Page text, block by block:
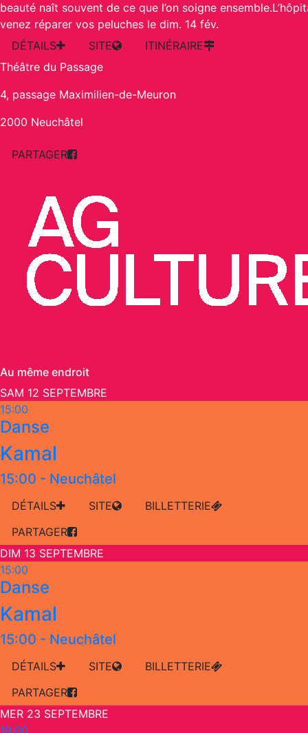
beauté naît souvent de ce que l’on soigne
venez réparer vos peluches le dim. 14 fév.
DÉTAILS
SITE
ITINÉRAIRE
Théâtre du Passage
4, passage Maximilien-de-Meuron
2000 Neuchâtel
PARTAGER
Au même endroit
SAM 12 SEPTEMBRE
15:00
Danse
Kamal
15:00 - Neuchâtel
DÉTAILS SITE
BILLETTERIE
PARTAGER
DIM 13 SEPTEMBRE
15:00
Danse
Kamal
15:00 - Neuchâtel
DÉTAILS SITE
BILLETTERIE
PARTAGER
MER 23 SEPTEMBRE
19:00